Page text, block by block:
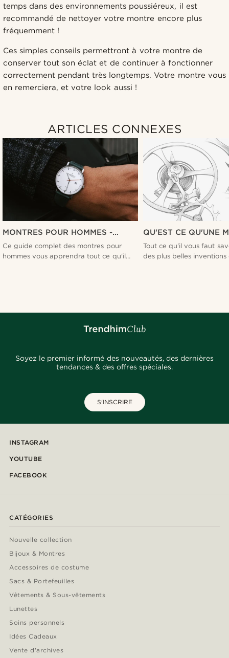
temps dans des environnements poussiéreux, il est
recommandé de nettoyer votre montre encore plus
fréquemment !
Ces simples conseils permettront à votre montre de
conserver tout son éclat et de continuer à fonctionner
correctement pendant très longtemps. Votre montre vous
en remerciera, et votre look aussi !
ARTICLES CONNEXES
MONTRES POUR HOMMES -
VOTRE GUIDE ULTIME
Ce guide complet des montres pour
hommes vous apprendra tout ce qu'il
QU'EST CE QU'UNE
MÉCANIQUE
Tout ce qu'il vous faut
des plus belles
Soyez le premier informé des nouveautés, des dernières
tendances & des offres spéciales.
S'INSCRIRE
INSTAGRAM
YOUTUBE
FACEBOOK
CATÉGORIES
Nouvelle collection
Bijoux & Montres
Accessoires de costume
Sacs & Portefeuilles
Vêtements & Sous-vêtements
Lunettes
Soins personnels
Idées Cadeaux
Vente d'archives